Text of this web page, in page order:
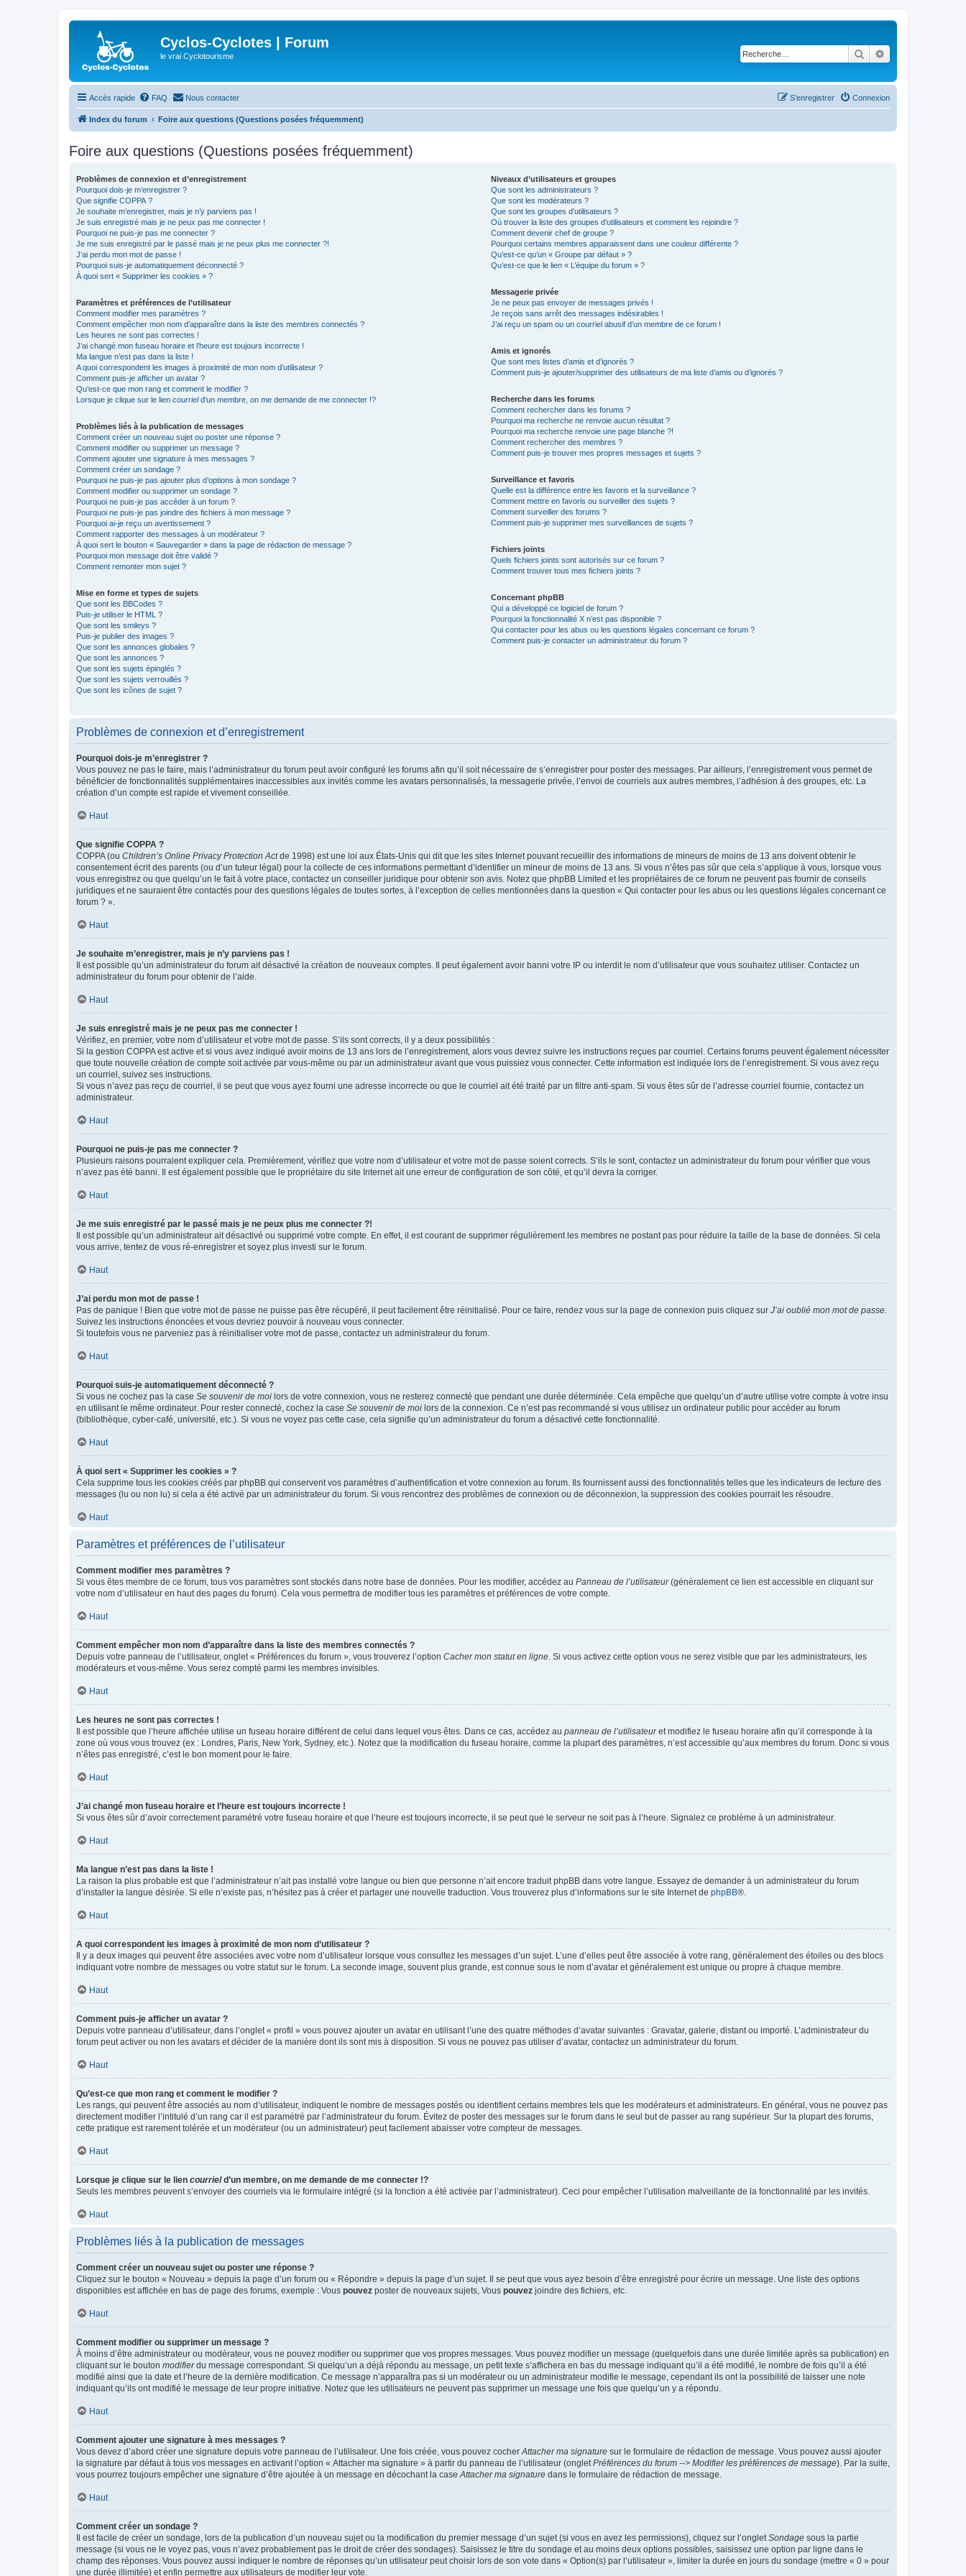
Cyclos-Cyclotes | Forum
le vrai Cyclotourisme Rechercher
Accès rapide FAQ Nous contacter Connexion
S’enregistrer
Index du forum Foire aux questions (Questions posées fréquemment)
Foire aux questions (Questions posées fréquemment)
Problèmes de connexion et d’enregistrement
Pourquoi dois-je m’enregistrer ?
Que signifie COPPA ?
Je souhaite m’enregistrer, mais je n’y parviens pas !
Je suis enregistré mais je ne peux pas me connecter !
Pourquoi ne puis-je pas me connecter ?
Je me suis enregistré par le passé mais je ne peux plus me connecter ?!
J’ai perdu mon mot de passe !
Pourquoi suis-je automatiquement déconnecté ?
À quoi sert « Supprimer les cookies » ?
Paramètres et préférences de l’utilisateur
Comment modifier mes paramètres ?
Comment empêcher mon nom d’apparaître dans la liste des membres connectés ?
Les heures ne sont pas correctes !
J’ai changé mon fuseau horaire et l’heure est toujours incorrecte !
Ma langue n’est pas dans la liste !
A quoi correspondent les images à proximité de mon nom d’utilisateur ?
Comment puis-je afficher un avatar ?
Qu’est-ce que mon rang et comment le modifier ?
Lorsque je clique sur le lien courrield’un membre, on me demande de me connecter !?
Problèmes liés à la publication de messages
Comment créer un nouveau sujet ou poster une réponse ?
Comment modifier ou supprimer un message ?
Comment ajouter une signature à mes messages ?
Comment créer un sondage ?
Pourquoi ne puis-je pas ajouter plus d’options à mon sondage ?
Comment modifier ou supprimer un sondage ?
Pourquoi ne puis-je pas accéder à un forum ?
Pourquoi ne puis-je pas joindre des fichiers à mon message ?
Pourquoi ai-je reçu un avertissement ?
Comment rapporter des messages à un modérateur ?
À quoi sert le bouton « Sauvegarder » dans la page de rédaction de message ?
Pourquoi mon message doit être validé ?
Comment remonter mon sujet ?
Mise en forme et types de sujets
Que sont les BBCodes ?
Puis-je utiliser le HTML ?
Que sont les smileys ?
Puis-je publier des images ?
Que sont les annonces globales ?
Que sont les annonces ?
Que sont les sujets épinglés ?
Que sont les sujets verrouillés ?
Que sont les icônes de sujet ?
Niveaux d’utilisateurs et groupes
Que sont les administrateurs ?
Que sont les modérateurs ?
Que sont les groupes d’utilisateurs ?
Où trouver la liste des groupes d’utilisateurs et comment les rejoindre ?
Comment devenir chef de groupe ?
Pourquoi certains membres apparaissent dans une couleur différente ?
Qu’est-ce qu’un « Groupe par défaut » ?
Qu’est-ce que le lien « L’équipe du forum » ?
Messagerie privée
Je ne peux pas envoyer de messages privés !
Je reçois sans arrêt des messages indésirables !
J’ai reçu un spam ou un courriel abusif d’un membre de ce forum !
Amis et ignorés
Que sont mes listes d’amis et d’ignorés ?
Comment puis-je ajouter/supprimer des utilisateurs de ma liste d’amis ou d’ignorés ?
Recherche dans les forums
Comment rechercher dans les forums ?
Pourquoi ma recherche ne renvoie aucun résultat ?
Pourquoi ma recherche renvoie une page blanche ?!
Comment rechercher des membres ?
Comment puis-je trouver mes propres messages et sujets ?
Surveillance et favoris
Quelle est la différence entre les favoris et la surveillance ?
Comment mettre en favoris ou surveiller des sujets ?
Comment surveiller des forums ?
Comment puis-je supprimer mes surveillances de sujets ?
Fichiers joints
Quels fichiers joints sont autorisés sur ce forum ?
Comment trouver tous mes fichiers joints ?
Concernant phpBB
Qui a développé ce logiciel de forum ?
Pourquoi la fonctionnalité X n’est pas disponible ?
Qui contacter pour les abus ou les questions légales concernant ce forum ?
Comment puis-je contacter un administrateur du forum ?
Problèmes de connexion et d’enregistrement
Pourquoi dois-je m’enregistrer ?
Vous pouvez ne pas le faire, mais l’administrateur du forum peut avoir configuré les forums afin qu’il soit nécessaire de s’enregistrer pour poster des messages. Par ailleurs, l’enregistrement vous permet de
bénéficier de fonctionnalités supplémentaires inaccessibles aux invités comme les avatars personnalisés, la messagerie privée, l’envoi de courriels aux autres membres, l’adhésion à des groupes, etc. La
création d’un compte est rapide et vivement conseillée.
Haut
Que signifie COPPA ?
COPPA (ou Children’s Online Privacy Protection Actde 1998) est une loi aux États-Unis qui dit que les sites Internet pouvant recueillir des informations de mineurs de moins de 13 ans doivent obtenir le
consentement écrit des parents (ou d’un tuteur légal) pour la collecte de ces informations permettant d’identifier un mineur de moins de 13 ans. Si vous n’êtes pas sûr que cela s’applique à vous, lorsque vous
vous enregistrez ou que quelqu’un le fait à votre place, contactez un conseiller juridique pour obtenir son avis. Notez que phpBB Limited et les propriétaires de ce forum ne peuvent pas fournir de conseils
juridiques et ne sauraient être contactés pour des questions légales de toutes sortes, à l’exception de celles mentionnées dans la question « Qui contacter pour les abus ou les questions légales concernant ce
forum ? ».
Haut
Je souhaite m’enregistrer, mais je n’y parviens pas !
Il est possible qu’un administrateur du forum ait désactivé la création de nouveaux comptes. Il peut également avoir banni votre IP ou interdit le nom d’utilisateur que vous souhaitez utiliser. Contactez un
administrateur du forum pour obtenir de l’aide.
Haut
Je suis enregistré mais je ne peux pas me connecter !
Vérifiez, en premier, votre nom d’utilisateur et votre mot de passe. S’ils sont corrects, il y a deux possibilités :
Si la gestion COPPA est active et si vous avez indiqué avoir moins de 13 ans lors de l’enregistrement, alors vous devrez suivre les instructions reçues par courriel. Certains forums peuvent également nécessiter
que toute nouvelle création de compte soit activée par vous-même ou par un administrateur avant que vous puissiez vous connecter. Cette information est indiquée lors de l’enregistrement. Si vous avez reçu
un courriel, suivez ses instructions.
Si vous n’avez pas reçu de courriel, il se peut que vous ayez fourni une adresse incorrecte ou que le courriel ait été traité par un filtre anti-spam. Si vous êtes sûr de l’adresse courriel fournie, contactez un
administrateur.
Haut
Pourquoi ne puis-je pas me connecter ?
Plusieurs raisons pourraient expliquer cela. Premièrement, vérifiez que votre nom d’utilisateur et votre mot de passe soient corrects. S’ils le sont, contactez un administrateur du forum pour vérifier que vous
n’avez pas été banni. Il est également possible que le propriétaire du site Internet ait une erreur de configuration de son côté, et qu’il devra la corriger.
Haut
Je me suis enregistré par le passé mais je ne peux plus me connecter ?!
Il est possible qu’un administrateur ait désactivé ou supprimé votre compte. En effet, il est courant de supprimer régulièrement les membres ne postant pas pour réduire la taille de la base de données. Si cela
vous arrive, tentez de vous ré-enregistrer et soyez plus investi sur le forum.
Haut
J’ai perdu mon mot de passe !
Pas de panique ! Bien que votre mot de passe ne puisse pas être récupéré, il peut facilement être réinitialisé. Pour ce faire, rendez vous sur la page de connexion puis cliquez sur J’ai oublié mon mot de passe.
Suivez les instructions énoncées et vous devriez pouvoir à nouveau vous connecter.
Si toutefois vous ne parveniez pas à réinitialiser votre mot de passe, contactez un administrateur du forum.
Haut
Pourquoi suis-je automatiquement déconnecté ?
Si vous ne cochez pas la case Se souvenir de moi lors de votre connexion, vous ne resterez connecté que pendant une durée déterminée. Cela empêche que quelqu’un d’autre utilise votre compte à votre insu
en utilisant le même ordinateur. Pour rester connecté, cochez la case Se souvenir de moi lors de la connexion. Ce n’est pas recommandé si vous utilisez un ordinateur public pour accéder au forum
(bibliothèque, cyber-café, université, etc.). Si vous ne voyez pas cette case, cela signifie qu’un administrateur du forum a désactivé cette fonctionnalité.
Haut
À quoi sert « Supprimer les cookies » ?
Cela supprime tous les cookies créés par phpBB qui conservent vos paramètres d’authentification et votre connexion au forum. Ils fournissent aussi des fonctionnalités telles que les indicateurs de lecture des
messages (lu ou non lu) si cela a été activé par un administrateur du forum. Si vous rencontrez des problèmes de connexion ou de déconnexion, la suppression des cookies pourrait les résoudre.
Haut
Paramètres et préférences de l’utilisateur
Comment modifier mes paramètres ?
Si vous êtes membre de ce forum, tous vos paramètres sont stockés dans notre base de données. Pour les modifier, accédez au Panneau de l’utilisateur(généralement ce lien est accessible en cliquant sur
votre nom d’utilisateur en haut des pages du forum). Cela vous permettra de modifier tous les paramètres et préférences de votre compte.
Haut
Comment empêcher mon nom d’apparaître dans la liste des membres connectés ?
Depuis votre panneau de l’utilisateur, onglet « Préférences du forum », vous trouverez l’option Cacher mon statut en ligne. Si vous activez cette option vous ne serez visible que par les administrateurs, les
modérateurs et vous-même. Vous serez compté parmi les membres invisibles.
Haut
Les heures ne sont pas correctes !
Il est possible que l’heure affichée utilise un fuseau horaire différent de celui dans lequel vous êtes. Dans ce cas, accédez au panneau de l’utilisateuret modifiez le fuseau horaire afin qu’il corresponde à la
zone où vous vous trouvez (ex : Londres, Paris, New York, Sydney, etc.). Notez que la modification du fuseau horaire, comme la plupart des paramètres, n’est accessible qu’aux membres du forum. Donc si vous
n’êtes pas enregistré, c’est le bon moment pour le faire.
Haut
J’ai changé mon fuseau horaire et l’heure est toujours incorrecte !
Si vous êtes sûr d’avoir correctement paramétré votre fuseau horaire et que l’heure est toujours incorrecte, il se peut que le serveur ne soit pas à l’heure. Signalez ce problème à un administrateur.
Haut
Ma langue n’est pas dans la liste !
La raison la plus probable est que l’administrateur n’ait pas installé votre langue ou bien que personne n’ait encore traduit phpBB dans votre langue. Essayez de demander à un administrateur du forum
d’installer la langue désirée. Si elle n’existe pas, n’hésitez pas à créer et partager une nouvelle traduction. Vous trouverez plus d’informations sur le site Internet de phpBB®.
Haut
A quoi correspondent les images à proximité de mon nom d’utilisateur ?
Il y a deux images qui peuvent être associées avec votre nom d’utilisateur lorsque vous consultez les messages d’un sujet. L’une d’elles peut être associée à votre rang, généralement des étoiles ou des blocs
indiquant votre nombre de messages ou votre statut sur le forum. La seconde image, souvent plus grande, est connue sous le nom d’avatar et généralement est unique ou propre à chaque membre.
Haut
Comment puis-je afficher un avatar ?
Depuis votre panneau d’utilisateur, dans l’onglet « profil » vous pouvez ajouter un avatar en utilisant l’une des quatre méthodes d’avatar suivantes : Gravatar, galerie, distant ou importé. L’administrateur du
forum peut activer ou non les avatars et décider de la manière dont ils sont mis à disposition. Si vous ne pouvez pas utiliser d’avatar, contactez un administrateur du forum.
Haut
Qu’est-ce que mon rang et comment le modifier ?
Les rangs, qui peuvent être associés au nom d’utilisateur, indiquent le nombre de messages postés ou identifient certains membres tels que les modérateurs et administrateurs. En général, vous ne pouvez pas
directement modifier l’intitulé d’un rang car il est paramétré par l’administrateur du forum. Évitez de poster des messages sur le forum dans le seul but de passer au rang supérieur. Sur la plupart des forums,
cette pratique est rarement tolérée et un modérateur (ou un administrateur) peut facilement abaisser votre compteur de messages.
Haut
Lorsque je clique sur le lien courrield’un membre, on me demande de me connecter !?
Seuls les membres peuvent s’envoyer des courriels via le formulaire intégré (si la fonction a été activée par l’administrateur). Ceci pour empêcher l’utilisation malveillante de la fonctionnalité par les invités.
Haut
Problèmes liés à la publication de messages
Comment créer un nouveau sujet ou poster une réponse ?
Cliquez sur le bouton « Nouveau » depuis la page d’un forum ou « Répondre » depuis la page d’un sujet. Il se peut que vous ayez besoin d’être enregistré pour écrire un message. Une liste des options
disponibles est affichée en bas de page des forums, exemple : Vous pouvez poster de nouveaux sujets, Vous pouvez joindre des fichiers, etc.
Haut
Comment modifier ou supprimer un message ?
À moins d’être administrateur ou modérateur, vous ne pouvez modifier ou supprimer que vos propres messages. Vous pouvez modifier un message (quelquefois dans une durée limitée après sa publication) en
cliquant sur le bouton modifierdu message correspondant. Si quelqu’un a déjà répondu au message, un petit texte s’affichera en bas du message indiquant qu’il a été modifié, le nombre de fois qu’il a été
modifié ainsi que la date et l’heure de la dernière modification. Ce message n’apparaîtra pas si un modérateur ou un administrateur modifie le message, cependant ils ont la possibilité de laisser une note
indiquant qu’ils ont modifié le message de leur propre initiative. Notez que les utilisateurs ne peuvent pas supprimer un message une fois que quelqu’un y a répondu.
Haut
Comment ajouter une signature à mes messages ?
Vous devez d’abord créer une signature depuis votre panneau de l’utilisateur. Une fois créée, vous pouvez cocherAttacher ma signature sur le formulaire de rédaction de message. Vous pouvez aussi ajouter
la signature par défaut à tous vos messages en activant l’option « Attacher ma signature » à partir du panneau de l’utilisateur (ongletPréférences du forum --> Modifier les préférences de message). Par la suite,
vous pourrez toujours empêcher une signature d’être ajoutée à un message en décochant la caseAttacher ma signature dans le formulaire de rédaction de message.
Haut
Comment créer un sondage ?
Il est facile de créer un sondage, lors de la publication d’un nouveau sujet ou la modification du premier message d’un sujet (si vous en avez les permissions), cliquez sur l’ongletSondage sous la partie
message (si vous ne le voyez pas, vous n’avez probablement pas le droit de créer des sondages). Saisissez le titre du sondage et au moins deux options possibles, saisissez une option par ligne dans le
champ des réponses. Vous pouvez aussi indiquer le nombre de réponses qu’un utilisateur peut choisir lors de son vote dans « Option(s) par l’utilisateur », limiter la durée en jours du sondage (mettre « 0 » pour
une durée illimitée) et enfin permettre aux utilisateurs de modifier leur vote.